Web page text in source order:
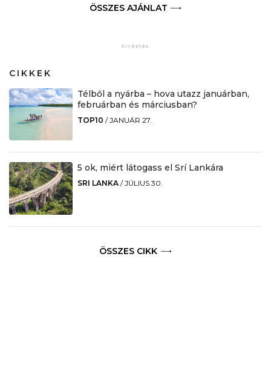
ÖSSZES AJÁNLAT
CIKKEK
Télből a nyárba – hova utazz januárban,
februárban és márciusban?
TOP10 /JANUÁR 27.
5 ok, miért látogass el Srí Lankára
SRI LANKA /JÚLIUS 30.
ÖSSZES CIKK